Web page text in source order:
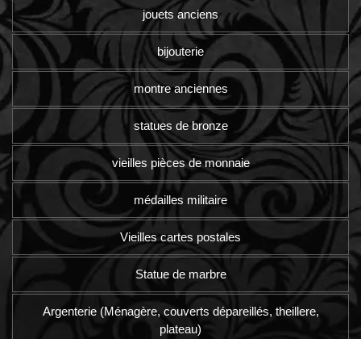
jouets anciens
bijouterie
montre anciennes
statues de bronze
vieilles pièces de monnaie
médailles militaire
Vieilles cartes postales
Statue de marbre
Argenterie (Ménagère, couverts dépareillés, theillere,
plateau)